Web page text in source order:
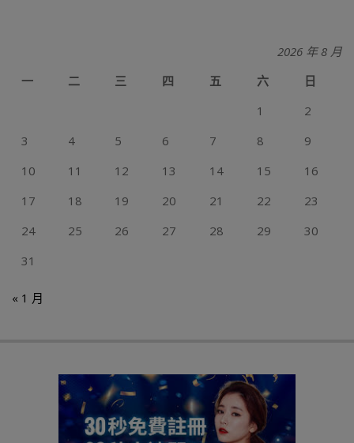
2026 年 8 月
一
二 三 四 五 六
日
1
2
3
4 5 6 7 8
9
10
11 12 13 14 15
16
17
18 19 20 21 22
23
24
25 26 27 28 29
30
31
« 1 月